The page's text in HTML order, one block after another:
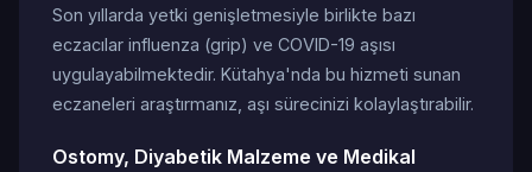
Son yıllarda yetki genişletmesiyle birlikte bazı
eczacılar influenza (grip) ve COVID-19 aşısı
uygulayabilmektedir. Kütahya'nda bu hizmeti sunan
eczaneleri araştırmanız, aşı sürecinizi kolaylaştırabilir.
Ostomy, Diyabetik Malzeme ve Medikal